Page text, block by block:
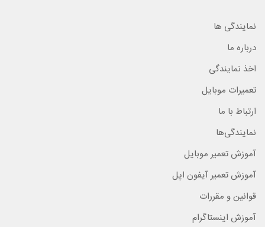
نمایندگی ها
درباره ما
اخذ نمایندگی
تعمیرات موبایل
ارتباط با ما
نمایندگی‌ها
آموزش تعمیر موبایل
آموزش تعمیر آیفون اپل
قوانین و مقررات
آموزش اینستاگرام